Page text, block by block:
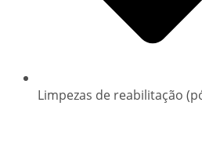
Limpezas de reabilitação